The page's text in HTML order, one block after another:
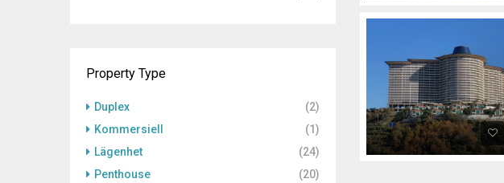
Property Type
Duplex
(2)
Kommersiell
(1)
Lägenhet
(24)
Penthouse
(20)